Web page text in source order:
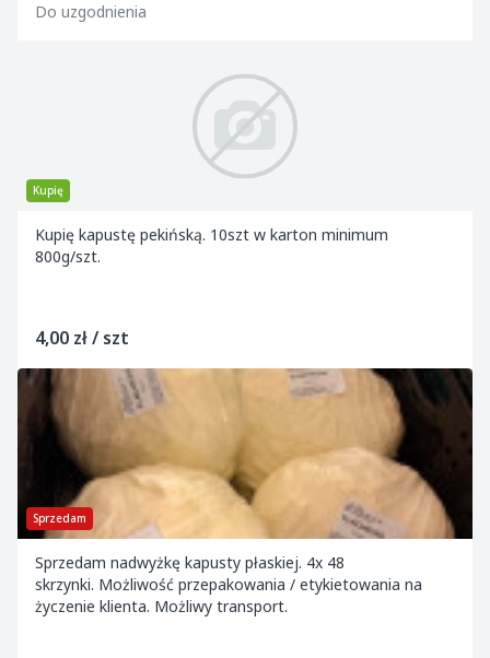
Do uzgodnienia
Kupię
Kupię kapustę pekińską. 10szt w karton minimum
800g/szt.
4,00 zł / szt
Sprzedam
Sprzedam nadwyżkę kapusty płaskiej. 4x 48
skrzynki. Możliwość przepakowania / etykietowania na
życzenie klienta. Możliwy transport.